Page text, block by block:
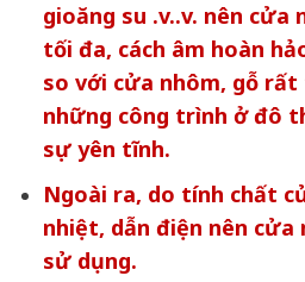
gioăng su .v..v. nên
tối đa, cách âm hoàn
so với cửa nhôm, gỗ rất
những công trình ở đô
sự yên tĩnh.
Ngoài ra, do tính chất
nhiệt, dẫn điện nên
sử dụng.